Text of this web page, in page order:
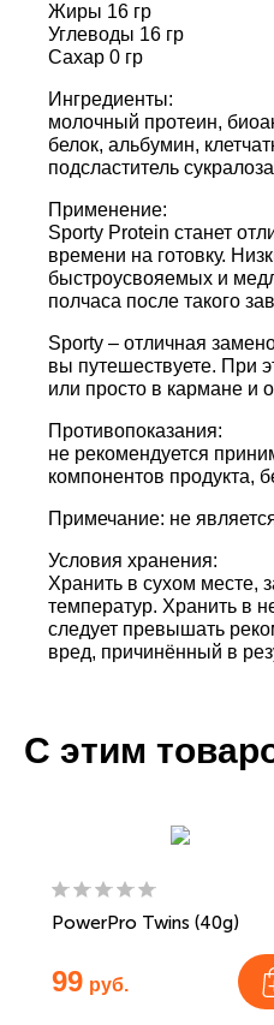
Жиры 16 гр
Углеводы 16 гр
Сахар 0 гр
Ингредиенты:
молочный протеин,
белок, альбумин,
подсластитель
Применение:
Sporty Protein станет
времени на готовку.
быстроусвояемых и
полчаса после такого
Sporty – отличная
вы путешествуете. При
или просто в кармане и
Противопоказания:
не рекомендуется
компонентов
Примечание: не
Условия хранения:
Хранить в сухом месте,
температур. Хранить в
следует превышать
вред, причинённый в
С этим
PowerPro Twins (40g)
99 руб.